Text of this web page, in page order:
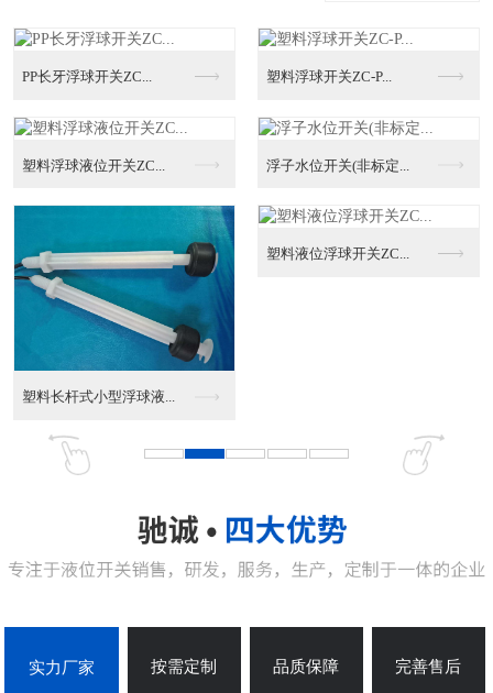
塑料浮球开关ZC-P...
浮子水位开关(非标定...
...
塑料液位浮球开关ZC...
连杆式浮球液位开关
浮球液位控制器ZC-...
实力厂家 按需定制 品质保障 完善售后